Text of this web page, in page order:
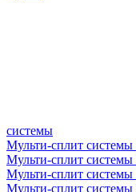
системы
Мульти-сплит
Мульти-сплит системы
Мульти-сплит системы
Мульти-сплит системы